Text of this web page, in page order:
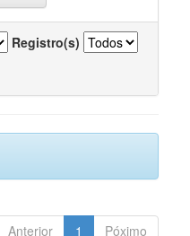
Registro(s)
Anterior 1 Póximo